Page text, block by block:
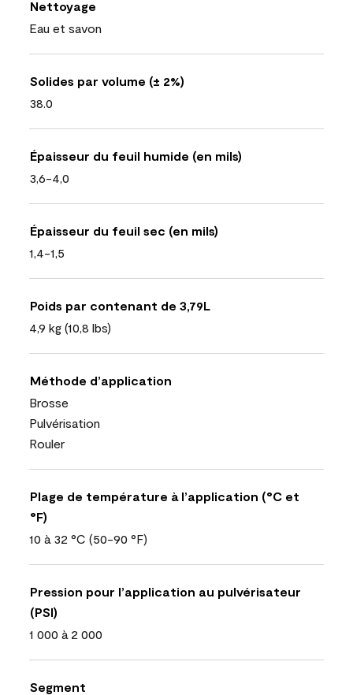
Nettoyage
Eau et savon
Solides par volume (± 2%)
38.0
Épaisseur du feuil humide (en mils)
3,6-4,0
Épaisseur du feuil sec (en mils)
1,4-1,5
Poids par contenant de 3,79L
4,9 kg (10,8 lbs)
Méthode d’application
Brosse
Pulvérisation
Rouler
Plage de température à l’application (°C et
°F)
10 à 32 °C (50-90 °F)
Pression pour l’application au pulvérisateur
(PSI)
1 000 à 2 000
Segment